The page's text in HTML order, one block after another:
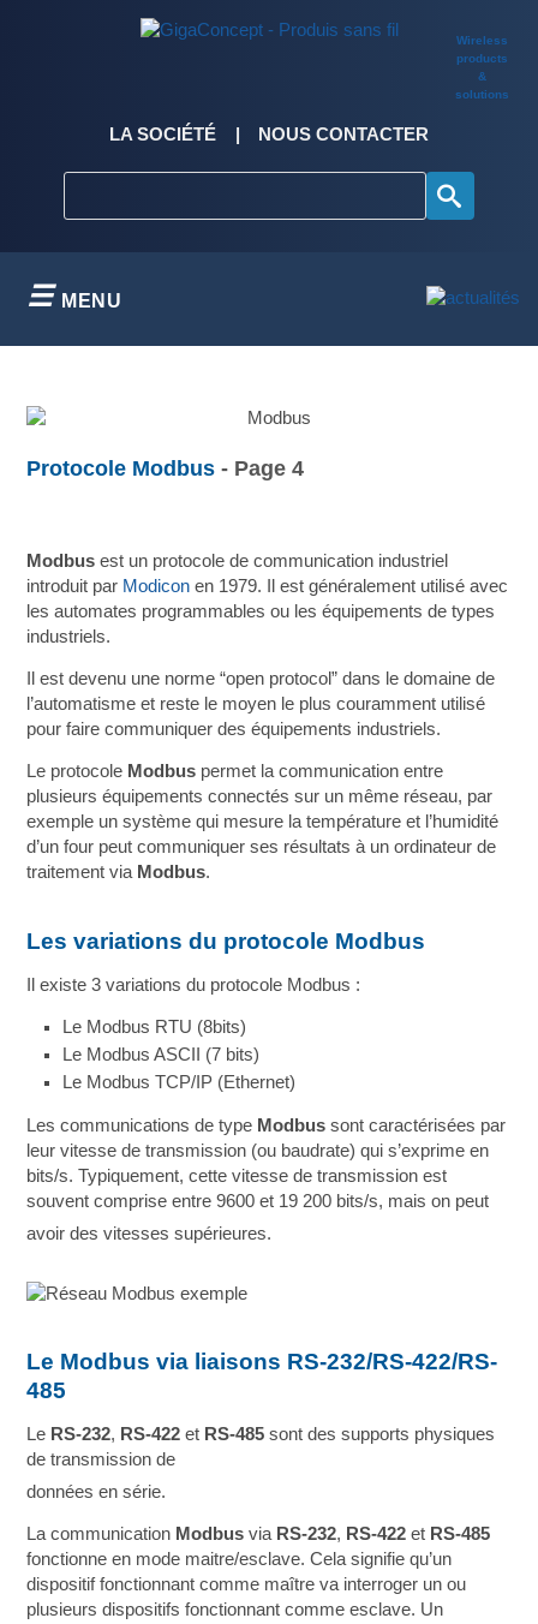
Wireless
products
&
solutions
LA SOCIÉTÉ NOUS CONTACTER
MENU
Protocole Modbus - Page 4
Modbus est un protocole de communication industriel
introduit par Modicon en 1979. Il est généralement utilisé avec
les automates programmables ou les équipements de types
industriels.
Il est devenu une norme “open protocol” dans le domaine de
l’automatisme et reste le moyen le plus couramment utilisé
pour faire communiquer des équipements industriels.
Le protocole Modbus permet la communication entre
plusieurs équipements connectés sur un même réseau, par
exemple un système qui mesure la température et l’humidité
d’un four peut communiquer ses résultats à un ordinateur de
traitement via Modbus.
Les variations du protocole Modbus
Il existe 3 variations du protocole Modbus :
Le Modbus RTU (8bits)
Le Modbus ASCII (7 bits)
Le Modbus TCP/IP (Ethernet)
Les communications de type Modbus sont caractérisées par
leur vitesse de transmission (ou baudrate) qui s’exprime en
bits/s. Typiquement, cette vitesse de transmission est
souvent comprise entre 9600 et 19 200 bits/s, mais on peut
avoir des vitesses supérieures.
Le Modbus via liaisons RS-232/RS-422/RS-
485
Le RS-232, RS-422 et RS-485 sont des supports physiques
de transmission de
données en série.
La communication Modbus via RS-232, RS-422 et RS-485
fonctionne en mode maitre/esclave. Cela signifie qu’un
dispositif fonctionnant comme maître va interroger un ou
plusieurs dispositifs fonctionnant comme esclave. Un